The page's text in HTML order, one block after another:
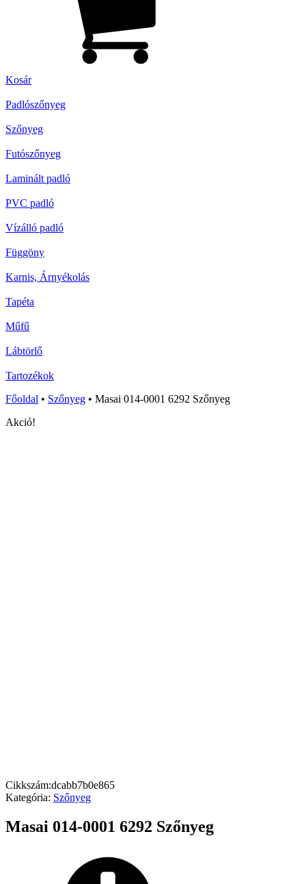
Kosár
Padlószőnyeg
Szőnyeg
Futószőnyeg
Laminált padló
PVC padló
Vízálló padló
Függöny
Karnis, Árnyékolás
Tapéta
Műfű
Lábtörlő
Tartozékok
Főoldal • Szőnyeg • Masai 014-0001 6292 Szőnyeg
Akció!
Cikkszám:dcabb7b0e865
Kategória: Szőnyeg
Masai 014-0001 6292 Szőnyeg